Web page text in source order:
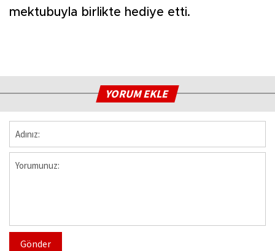
mektubuyla birlikte hediye etti.
YORUM EKLE
Gönder